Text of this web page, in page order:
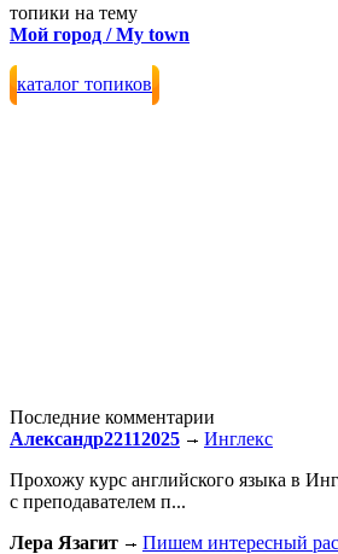
топики на тему
Мой город / My town
каталог топиков
Последние комментарии
Александр22112025
Инглекс
Прохожу курс английского языка в
с преподавателем п...
Лера Язагит
Пишем интересный